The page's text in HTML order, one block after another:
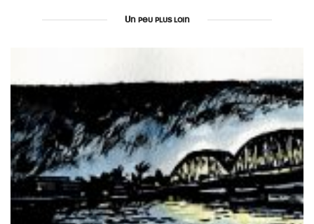
Un peu plus loin